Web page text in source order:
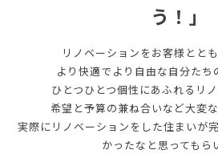
う！」
リノベーションをお客様とと
より快適でより自由な自分たち
ひとつひとつ個性にあふれるリ
希望と予算の兼ね合いなど大変
実際にリノベーションをした住まいが
かったなと思ってもら